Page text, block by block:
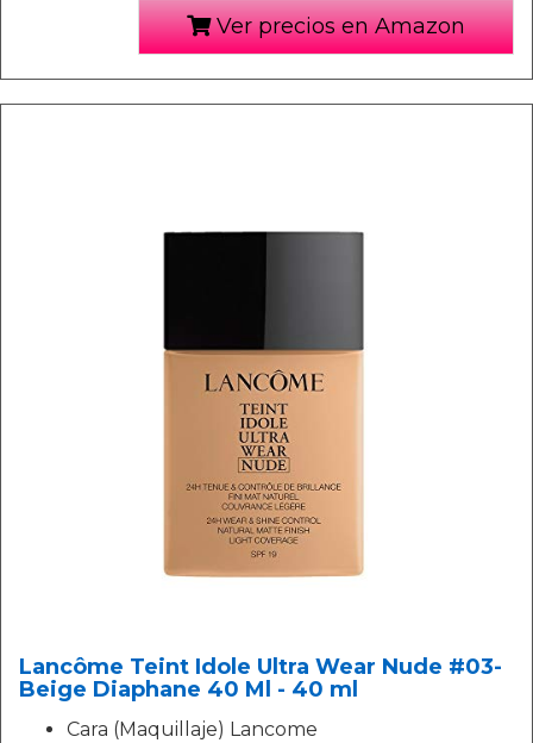
Ver precios en Amazon
Lancôme Teint Idole Ultra Wear Nude #03-
Beige Diaphane 40 Ml - 40 ml
Cara (Maquillaje) Lancome